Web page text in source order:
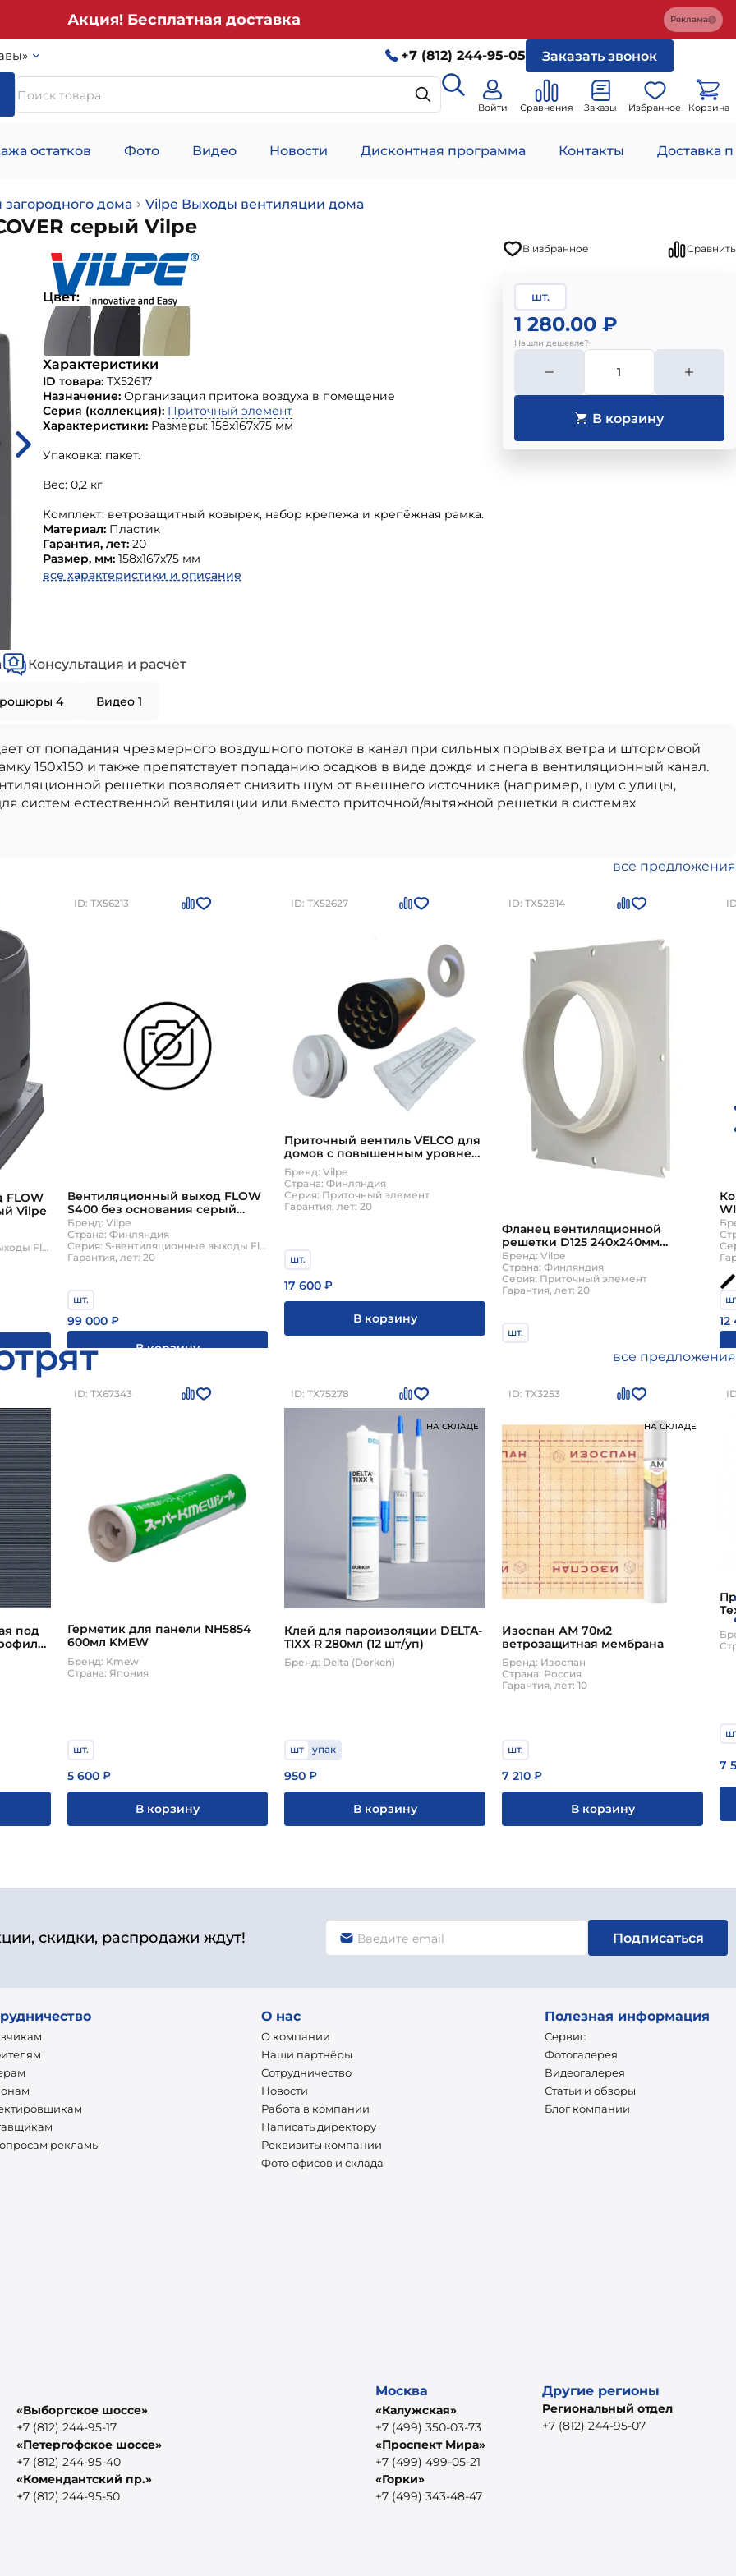
Акция! Бесплатная доставка Реклама
+7 (812) 244-95-05 Заказать звонок
Войти Сравнения Заказы Избранное Корзина
остатков Фото Видео Новости Дисконтная программа Контакты Доставка
дома Vilpe Выходы вентиляции дома
серый Vilpe
В избранное Сравнить
Цвет:
Характеристики
ID товара: ТХ52617
Назначение: Организация притока воздуха в помещение
Серия (коллекция): Приточный элемент
Характеристики: Размеры: 158х167х75 мм
Упаковка: пакет.
Вес: 0,2 кг
Комплект: ветрозащитный козырек, набор крепежа и крепёжная рамка.
Материал: Пластик
Гарантия, лет: 20
Размер, мм: 158х167х75 мм
все характеристики и описание
шт.
1 280.00 ₽
Нашли дешевле?
Консультация и расчёт
4 Видео 1
от попадания чрезмерного воздушного потока в канал при сильных порывах ветра и штормовой
150х150 и также препятствует попаданию осадков в виде дождя и снега в вентиляционный канал.
решетки позволяет снизить шум от внешнего источника (например, шум с улицы,
систем естественной вентиляции или вместо приточной/вытяжной решетки в системах
качество от проверенного производителя, соответствие стандартам и нормам,
легкость в использовании и монтаже.
рублейВы можете заказать товар на сайте или по номеру +7 (812) 244-95-05
все предложения
FLOW
Vilpe
Серия: S-вентиляционные выходы Flow
ID: ТХ56213
Вентиляционный выход FLOW
S400 без основания серый
Vilpe
Бренд: Vilpe
Страна: Финляндия
Серия: S-вентиляционные выходы Flow
Гарантия, лет: 20
шт.
99 000₽
В корзину
ID: ТХ52627
Приточный вентиль VELCO для
домов с повышенным уровнем
шума (комплект без решетки)
Vilpe
Бренд: Vilpe
Страна: Финляндия
Серия: Приточный элемент
Гарантия, лет: 20
шт.
17 600 ₽
В корзину
ID: ТХ52814
Фланец вентиляционной
решетки D125 240х240мм
светло-серый Vilpe
Бренд: Vilpe
Страна: Финляндия
Серия: Приточный элемент
Гарантия, лет: 20
шт.
12
все предложения
под
ID: ТХ67343
Герметик для панели NH5854
600мл KMEW
Бренд: Kmew
Страна: Япония
шт.
5 600₽
В корзину
ID: ТХ75278
НА СКЛАДЕ
Клей для пароизоляции DELTA-
TIXX R 280мл (12 шт/уп)
Бренд: Delta (Dorken)
шт упак
950 ₽
В корзину
ID: ТХ3253
НА СКЛАДЕ
Изоспан АМ 70м2
ветрозащитная мембрана
Бренд: Изоспан
Страна: Россия
Гарантия, лет: 10
шт.
7 210 ₽
В корзину
7
скидки, распродажи ждут! Подписаться
рекламы
О нас
О компании
Наши партнёры
Сотрудничество
Новости
Работа в компании
Написать директору
Реквизиты компании
Фото офисов и склада
Полезная информация
Сервис
Фотогалерея
Видеогалерея
Статьи и обзоры
Блог компании
«Выборгское шоссе»
+7 (812) 244-95-17
«Петергофское шоссе»
+7 (812) 244-95-40
«Комендантский пр.»
+7 (812) 244-95-50
Москва
«Калужская»
+7 (499) 350-03-73
«Проспект Мира»
+7 (499) 499-05-21
«Горки»
+7 (499) 343-48-47
Другие регионы
Региональный отдел
+7 (812) 244-95-07